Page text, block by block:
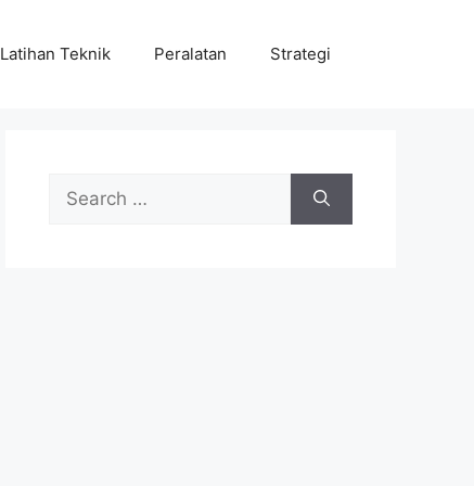
Latihan Teknik Peralatan Strategi
Search
for: